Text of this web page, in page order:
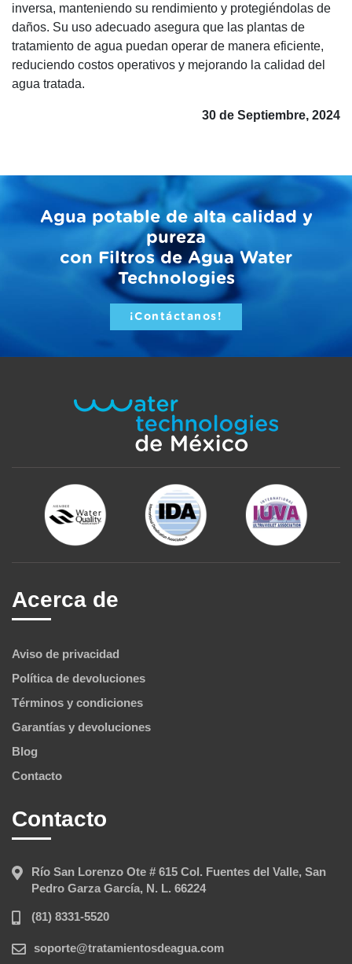
inversa, manteniendo su rendimiento y protegiéndolas de
daños. Su uso adecuado asegura que las plantas de
tratamiento de agua puedan operar de manera eficiente,
reduciendo costos operativos y mejorando la calidad del
agua tratada.
30 de Septiembre, 2024
Agua potable de alta calidad y
pureza
con Filtros de Agua Water
Technologies
¡Contáctanos!
Acerca de
Aviso de privacidad
Política de devoluciones
Términos y condiciones
Garantías y devoluciones
Blog
Contacto
Contacto
Río San Lorenzo Ote # 615 Col. Fuentes del Valle, San
Pedro Garza García, N. L. 66224
(81) 8331-5520
soporte@tratamientosdeagua.com